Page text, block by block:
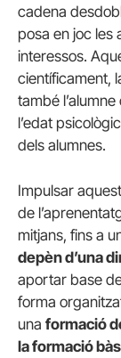
cadena
posa en joc les
interessos.
científicament,
també
l’edat
dels alumnes.
Impulsar
de
mitjans, fins a
depèn d’una
aportar base
forma
una formació
la formació